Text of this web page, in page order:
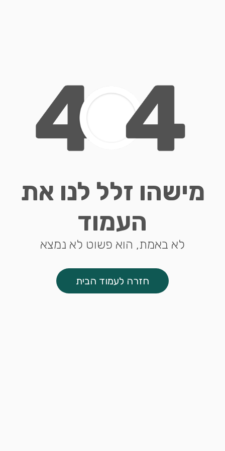
מישהו זלל לנו את
העמוד
לא באמת, הוא פשוט לא נמצא
חזרה לעמוד הבית